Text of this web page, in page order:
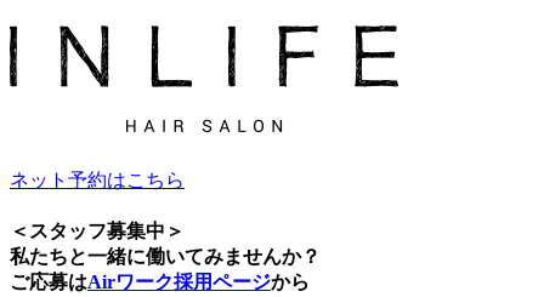
ネット予約はこちら
＜スタッフ募集中＞
私たちと一緒に働いてみませんか？
ご応募はAirワーク採用ページから